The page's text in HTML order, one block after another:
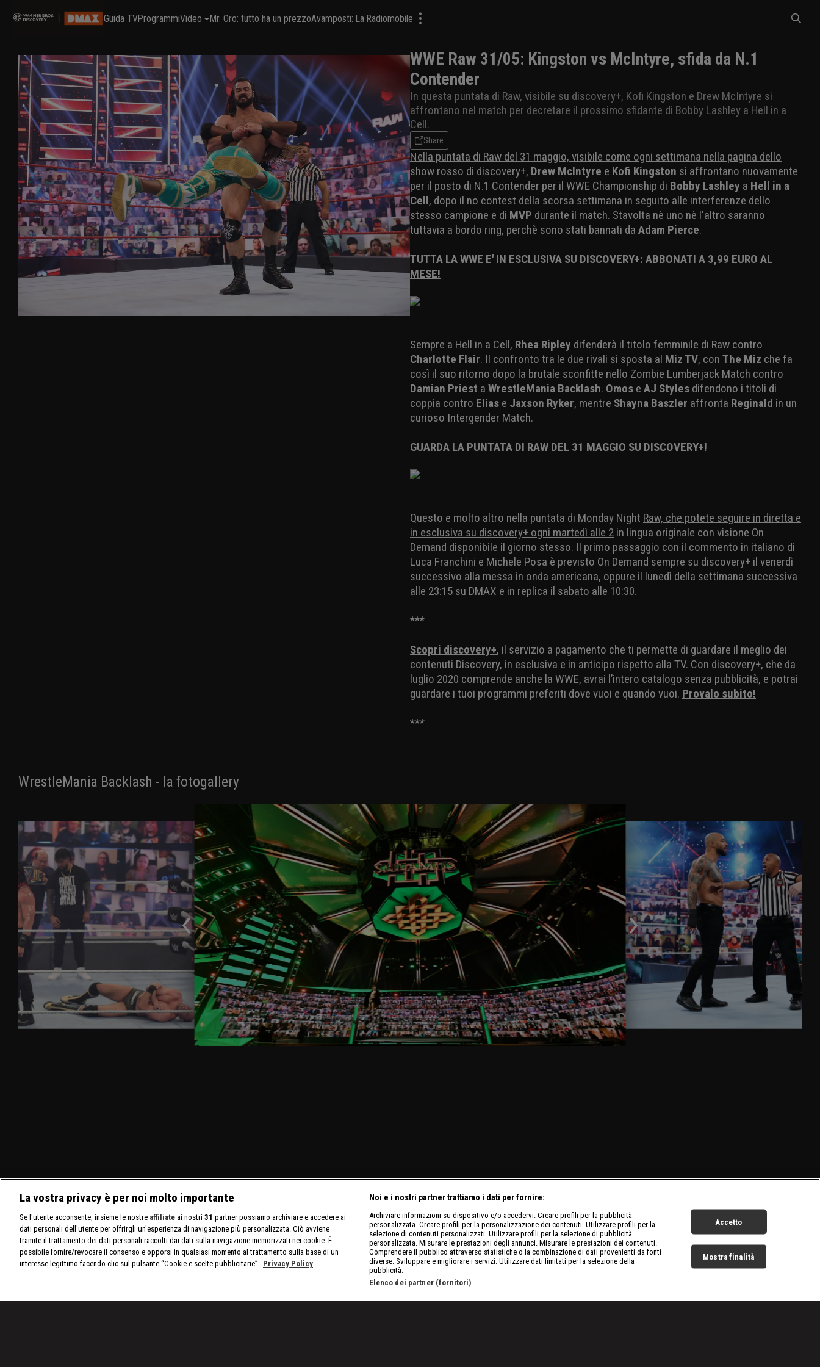
Guida TVProgrammiVideo Mr. Oro: tutto ha un prezzoAvamposti: La Radiomobile
WWE Raw 31/05: Kingston vs McIntyre, sfida da N.1
Contender
In questa puntata di Raw, visibile su discovery+, Kofi Kingston e Drew McIntyre si
affrontano nel match per decretare il prossimo sfidante di Bobby Lashley a Hell in a
Cell.
Share
Nella puntata di Raw del 31 maggio, visibile come ogni settimana nella pagina dello
show rosso di discovery+, Drew McIntyre e Kofi Kingston si affrontano nuovamente
per il posto di N.1 Contender per il WWE Championship di Bobby Lashley a Hell in a
Cell, dopo il no contest della scorsa settimana in seguito alle interferenze dello
stesso campione e di MVP durante il match. Stavolta nè uno nè l'altro saranno
tuttavia a bordo ring, perchè sono stati bannati da Adam Pierce.
TUTTA LA WWE E' IN ESCLUSIVA SU DISCOVERY+: ABBONATI A 3,99 EURO AL
MESE!
Sempre a Hell in a Cell, Rhea Ripley difenderà il titolo femminile di Raw contro
Charlotte Flair. Il confronto tra le due rivali si sposta al Miz TV, con The Miz che fa
così il suo ritorno dopo la brutale sconfitte nello Zombie Lumberjack Match contro
Damian Priest a WrestleMania Backlash. Omos e AJ Styles difendono i titoli di
coppia contro Elias e Jaxson Ryker, mentre Shayna Baszler affronta Reginald in un
curioso Intergender Match.
GUARDA LA PUNTATA DI RAW DEL 31 MAGGIO SU DISCOVERY+!
Questo e molto altro nella puntata di Monday Night Raw, che potete seguire in diretta e
in esclusiva su discovery+ ogni martedì alle 2 in lingua originale con visione On
Demand disponibile il giorno stesso. Il primo passaggio con il commento in italiano di
Luca Franchini e Michele Posa è previsto On Demand sempre su discovery+ il venerdì
successivo alla messa in onda americana, oppure il lunedì della settimana successiva
alle 23:15 su DMAX e in replica il sabato alle 10:30.
***
Scopri discovery+, il servizio a pagamento che ti permette di guardare il meglio dei
contenuti Discovery, in esclusiva e in anticipo rispetto alla TV. Con discovery+, che da
luglio 2020 comprende anche la WWE, avrai l’intero catalogo senza pubblicità, e potrai
guardare i tuoi programmi preferiti dove vuoi e quando vuoi. Provalo subito!
***
WrestleMania Backlash - la fotogallery
La vostra privacy è per noi molto importante
Se l'utente acconsente, insieme le nostre affiliate ai nostri 31 partner possiamo archiviare e accedere ai
dati personali dell'utente per offrirgli un'esperienza di navigazione più personalizzata. Ciò avviene
tramite il trattamento dei dati personali raccolti dai dati sulla navigazione memorizzati nei cookie. È
possibile fornire/revocare il consenso e opporsi in qualsiasi momento al trattamento sulla base di un
interesse legittimo facendo clic sul pulsante “Cookie e scelte pubblicitarie”. Privacy Policy
Noi e i nostri partner trattiamo i dati per fornire:
Archiviare informazioni su dispositivo e/o accedervi. Creare profili per la pubblicità
personalizzata. Creare profili per la personalizzazione dei contenuti. Utilizzare profili per la
selezione di contenuti personalizzati. Utilizzare profili per la selezione di pubblicità
personalizzata. Misurare le prestazioni degli annunci. Misurare le prestazioni dei contenuti.
Comprendere il pubblico attraverso statistiche o la combinazione di dati provenienti da fonti
diverse. Sviluppare e migliorare i servizi. Utilizzare dati limitati per la selezione della
pubblicità.
Elenco dei partner (fornitori)
Accetto
Mostra finalità